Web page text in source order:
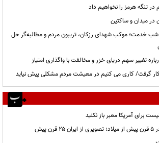
تنگه هرمز را نخواهیم داد
میدان و ساکتین
خدمت؛ موکب شهدای رزکان، تریبون مردم و مطالبه‌گر حل
تغییر سهم دریای خزر و مخالفت با واگذاری امتیاز
به کار گرفت/ کاری می کنیم در معیشت مردم مشکلی پیش نیاید
برای آمریکا معبر باز نکنید